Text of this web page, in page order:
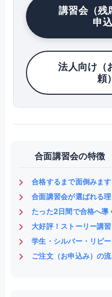
講習会（残
申
法人向け（
頼）
合面講習会の特徴
合格するまで面倒みま
合面講習会が選ばれる
たった2日間で合格へ導
大好評！ストーリー講習
学生・シルバー・リピ
ご注文（お申込み）の